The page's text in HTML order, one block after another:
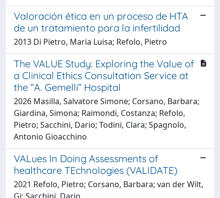
Valoración ética en un proceso de HTA
de un tratamiento para la infertilidad
2013 Di Pietro, Maria Luisa; Refolo, Pietro
The VALUE Study: Exploring the Value of
a Clinical Ethics Consultation Service at
the “A. Gemelli” Hospital
2026 Masilla, Salvatore Simone; Corsano, Barbara;
Giardina, Simona; Raimondi, Costanza; Refolo,
Pietro; Sacchini, Dario; Todini, Clara; Spagnolo,
Antonio Gioacchino
VALues In Doing Assessments of
healthcare TEchnologies (VALIDATE)
2021 Refolo, Pietro; Corsano, Barbara; van der Wilt,
Gj; Sacchini, Dario